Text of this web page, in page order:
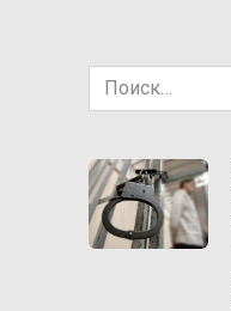
Search
for: